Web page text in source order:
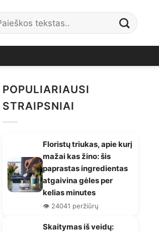
POPULIARIAUSI
STRAIPSNIAI
Floristų triukas, apie kurį
mažai kas žino: šis
paprastas ingredientas
atgaivina gėles per
kelias minutes
👁️ 24041 peržiūrų
Skaitymas iš veidų: